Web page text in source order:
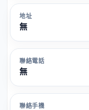
地址
無
聯絡電話
無
聯絡手機